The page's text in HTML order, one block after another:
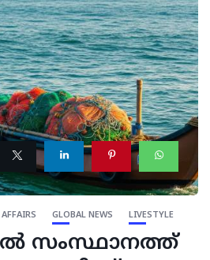
GLOBAL NEWS LIVESTYLE
സംസ്ഥാനത്ത്